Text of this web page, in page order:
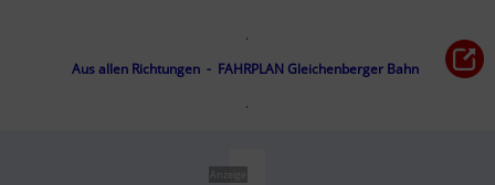
.
Aus allen Richtungen  -  FAHRPLAN Gleichenberger Bahn
.
Anzeige